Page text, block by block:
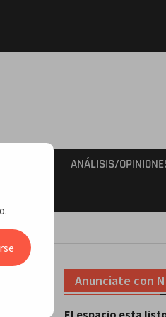
ANÁLISIS/
Anunciate con
El espacio esta